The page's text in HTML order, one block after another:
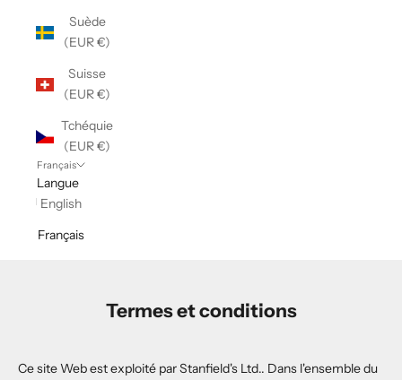
Suède
(EUR €)
Suisse
(EUR €)
Tchéquie
(EUR €)
Français
Langue
English
Français
Termes et conditions
Ce site Web est exploité par Stanfield's Ltd.. Dans l'ensemble du